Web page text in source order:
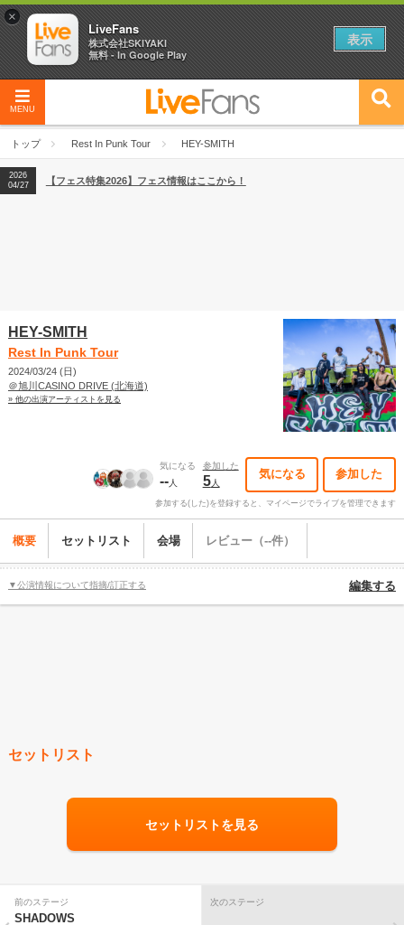
MENU
トップ Rest In Punk Tour HEY-SMITH
2026
04/27
2026
【ライブ動員ランキング】2026年上半期編発表！
2026
04/27
【フェス特集2026】フェス情報はここから！
HEY-SMITH
Rest In Punk Tour
2024/03/24 (日)
＠旭川CASINO DRIVE (北海道)
» 他の出演アーティストを見る
気になる
--人
参加した
5人
気になる 参加した
参加する(した)を登録すると、マイページでライブを管理できます
概要 セットリスト 会場 レビュー（--件）
▼公演情報について指摘/訂正する 編集する
セットリスト
セットリストを見る
前のステージ
SHADOWS
次のステージ
×
LiveFans
株式会社SKIYAKI
無料 - In Google Play
表示